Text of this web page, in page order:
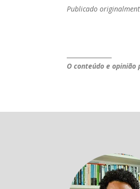
Publicado
O conteúdo e